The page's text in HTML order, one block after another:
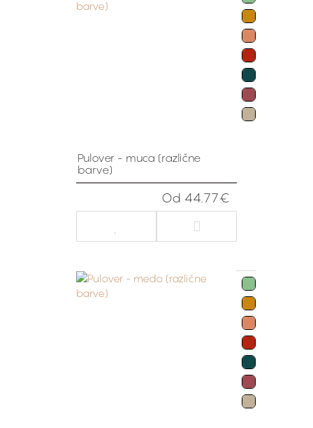
Pulover - muca (različne
barve)
Od 44.77€